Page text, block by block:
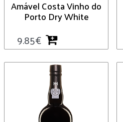
Amável Costa Vinho do
Porto Dry White
9.85€